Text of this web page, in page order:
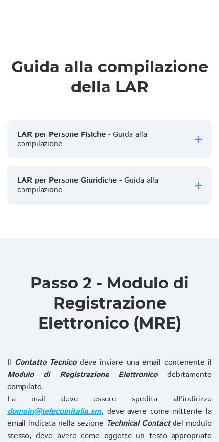
Guida alla compilazione
della LAR
LAR per Persone Fisiche - Guida alla
compilazione
LAR per Persone Giuridiche - Guida alla
compilazione
Passo 2 - Modulo di
Registrazione
Elettronico (MRE)
Il Contatto Tecnicodeve inviare una email contenente il
Modulo di Registrazione Elettronicodebitamente
compilato.
La mail deve essere spedita all'indirizzo
domain@telecomitalia.sm, deve avere come mittente la
email indicata nella sezione Technical Contactdel modulo
stesso, deve avere come oggetto un testo appropriato